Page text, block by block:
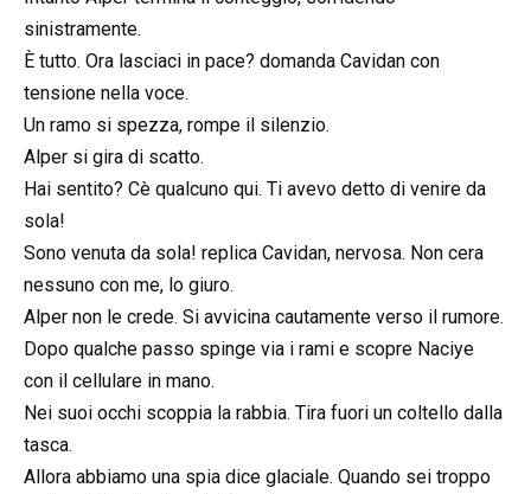
sinistramente.
È tutto. Ora lasciaci in pace? domanda Cavidan con
tensione nella voce.
Un ramo si spezza, rompe il silenzio.
Alper si gira di scatto.
Hai sentito? Cè qualcuno qui. Ti avevo detto di venire da
sola!
Sono venuta da sola! replica Cavidan, nervosa. Non cera
nessuno con me, lo giuro.
Alper non le crede. Si avvicina cautamente verso il rumore.
Dopo qualche passo spinge via i rami e scopre Naciye
con il cellulare in mano.
Nei suoi occhi scoppia la rabbia. Tira fuori un coltello dalla
tasca.
Allora abbiamo una spia dice glaciale. Quando sei troppo